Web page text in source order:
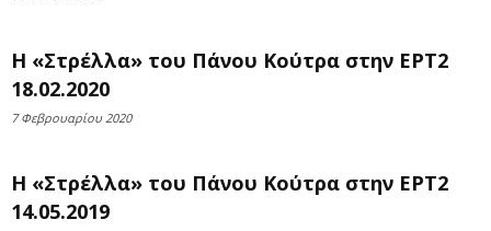
Η «Στρέλλα» του Πάνου Κούτρα στην ΕΡΤ2
18.02.2020
7 Φεβρουαρίου 2020
Η «Στρέλλα» του Πάνου Κούτρα στην ΕΡΤ2
14.05.2019